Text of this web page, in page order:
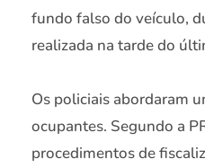
fundo falso do veículo,
realizada na tarde do
Os policiais abordaram
ocupantes. Segundo a
procedimentos de